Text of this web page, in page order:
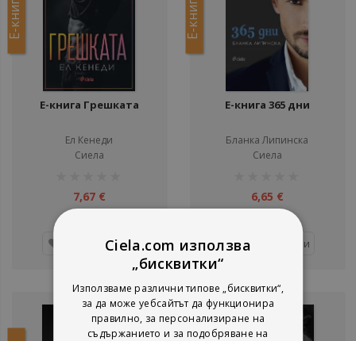
Е-книга
Е-книга Грешката
Ел Кенеди
Сиела
7,67 €
15,00 лв.
Добави
Е-книга
Е-книга 365 дни
Бланка Липинска
Сиела
6,65 €
13,01 лв.
Добави
Ciela.com използва
„бисквитки“
Използваме различни типове „бисквитки“,
за да може уебсайтът да функционира
правилно, за персонализиране на
съдържанието и за подобряване на